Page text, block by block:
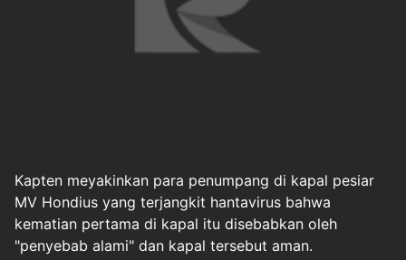
Kapten meyakinkan para penumpang di kapal pesiar
MV Hondius yang terjangkit hantavirus bahwa
kematian pertama di kapal itu disebabkan oleh
"penyebab alami" dan kapal tersebut aman.